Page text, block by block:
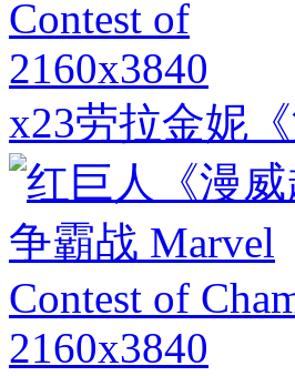
2160x3840
x23劳拉金妮
2160x3840